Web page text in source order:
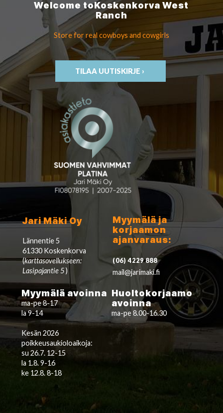
Welcome toKoskenkorvaWest
Ranch
Store for real cowboys and cowgirls
TILAA UUTISKIRJE ›
Jari Mäki Oy
Lännentie 5
61330 Koskenkorva
(karttasovellukseen:
Lasipajantie 5)
Myymälä ja
korjaamon
ajanvaraus:
(06) 4229 888
mail@jarimaki.fi
Myymälä avoinna
ma-pe 8-17
la 9-14
Kesän 2026
poikkeusaukioloaikoja:
su 26.7. 12-15
la 1.8. 9-16
ke 12.8. 8-18
Huoltokorjaamo
avoinna
ma-pe 8.00-16.30